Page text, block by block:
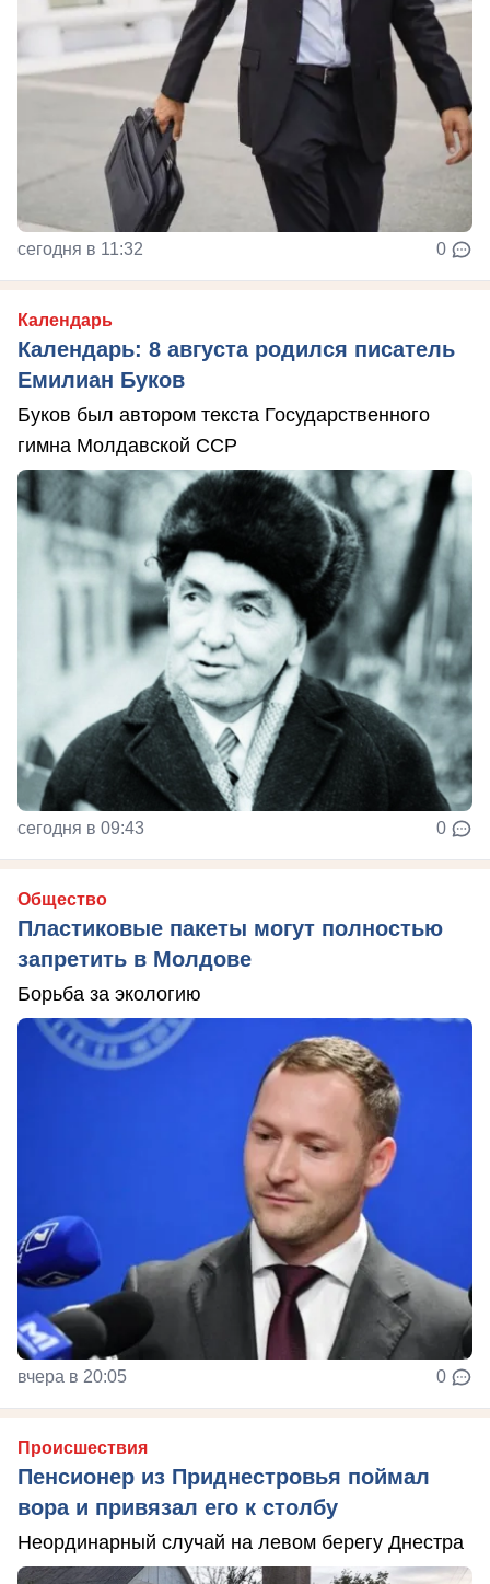
сегодня в 11:32 0
Календарь
Календарь: 8 августа родился писатель
Емилиан Буков
Буков был автором текста Государственного
гимна Молдавской ССР
сегодня в 09:43 0
Общество
Пластиковые пакеты могут полностью
запретить в Молдове
Борьба за экологию
вчера в 20:05 0
Происшествия
Пенсионер из Приднестровья поймал
вора и привязал его к столбу
Неординарный случай на левом берегу Днестра